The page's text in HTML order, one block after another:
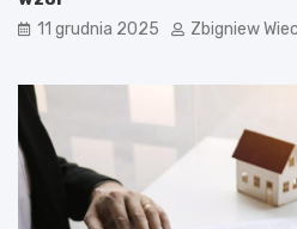
p
s
i
e
j
d
r
w
d
u
j
e
11 grudnia 2025 Zbigniew